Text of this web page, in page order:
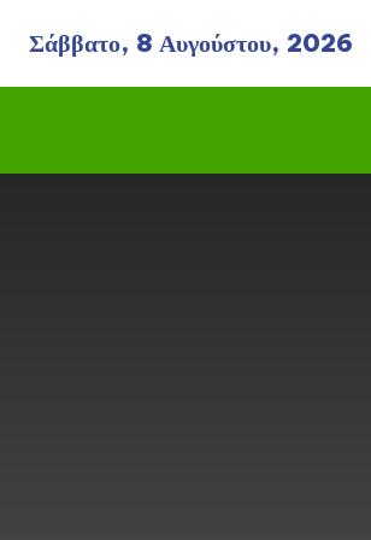
Σάββατο, 8 Αυγούστου, 2026